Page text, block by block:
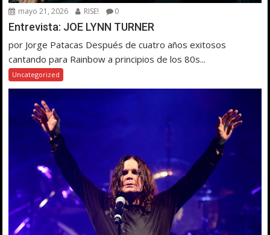
mayo 21, 2026 RISE! 0
Entrevista: JOE LYNN TURNER
por Jorge Patacas Después de cuatro años exitosos
cantando para Rainbow a principios de los 80s...
Uncategorized